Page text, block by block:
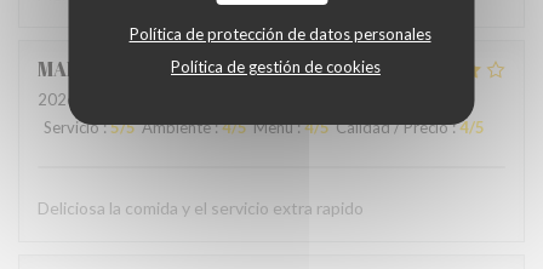
Política de protección de datos personales
Política de gestión de cookies
MARCELA
2026-05-24
Servicio:5/5 Ambiente:4/5 Menú:4/5 Calidad / Precio:4/5
Deliciosa la comida y el servicio extra rapido